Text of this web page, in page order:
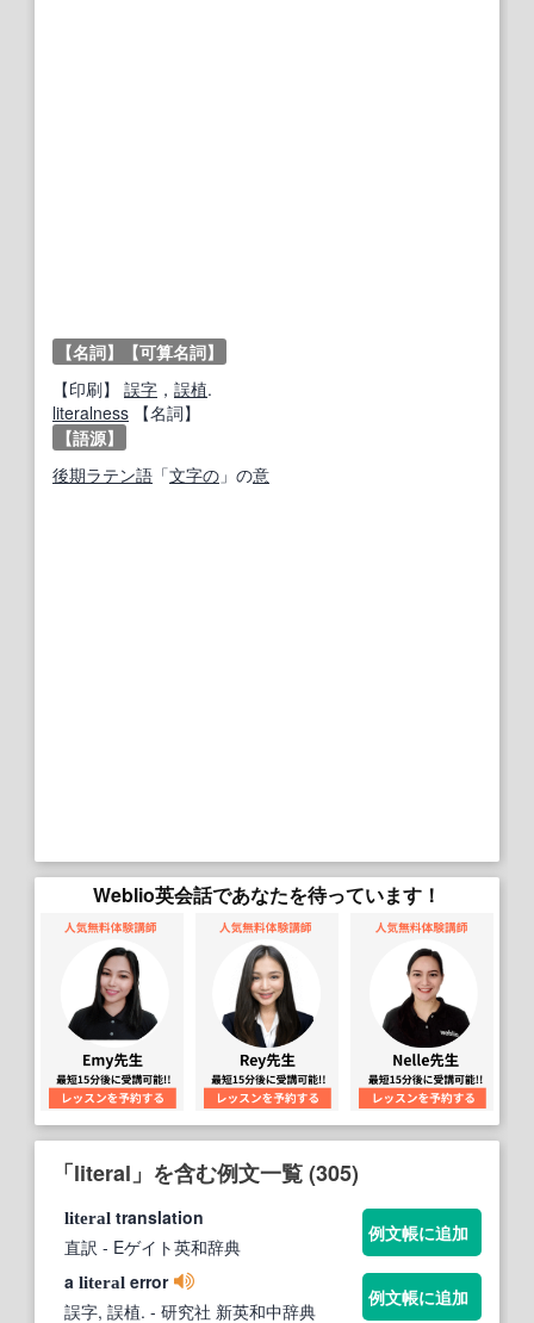
【名詞】
【可算名詞】
【印刷】 誤字 ， 誤植.
literalness 【名詞】
【語源】
後期ラテン語 「文字の 」の意
Weblio英会話であなたを待っています！
「literal」を含む例文一覧 (305)
literal translation
直訳 - Eゲイト英和辞典
例文帳に追加
a literal error
誤字, 誤植. - 研究社 新英和中辞典
例文帳に追加